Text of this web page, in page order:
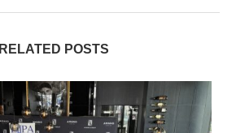
RELATED POSTS